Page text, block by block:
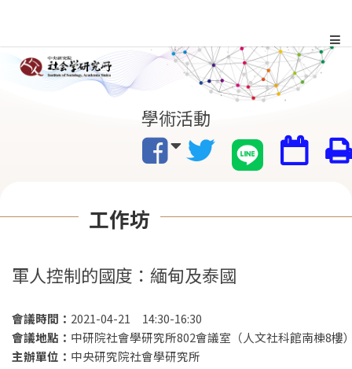
到
學術活動
工作坊
軍人控制的國度：緬甸及泰國
會議時間： 2021-04-21 14:30-16:30
會議地點： 中研院社會學研究所802會議室（人文社科館南棟8樓
主辦單位： 中央研究院社會學研究所